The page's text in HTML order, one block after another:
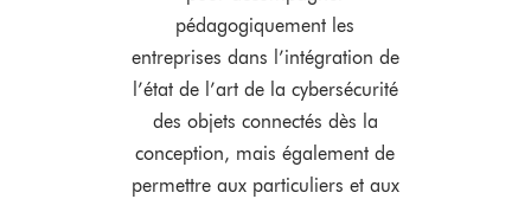
pédagogiquement les
entreprises dans l’intégration de
l’état de l’art de la cybersécurité
des objets connectés dès la
conception, mais également de
permettre aux particuliers et aux